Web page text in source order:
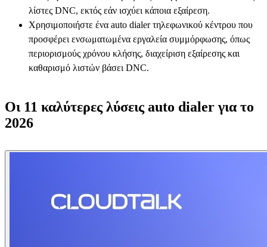
λίστες DNC, εκτός εάν ισχύει κάποια εξαίρεση.
Χρησιμοποιήστε ένα auto dialer τηλεφωνικού κέντρου που
προσφέρει ενσωματωμένα εργαλεία συμμόρφωσης, όπως
περιορισμούς χρόνου κλήσης, διαχείριση εξαίρεσης και
καθαρισμό λιστών βάσει DNC.
Οι 11 καλύτερες λύσεις auto dialer για το
2026